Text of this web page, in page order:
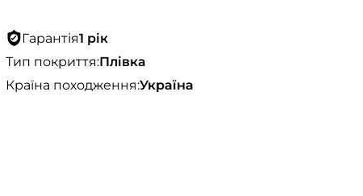
Гарантія1 рік
Тип покриття:Плівка
Країна походження:Україна